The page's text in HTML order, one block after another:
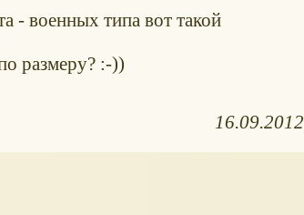
- военных типа вот такой
размеру? :-))
16.09.2012